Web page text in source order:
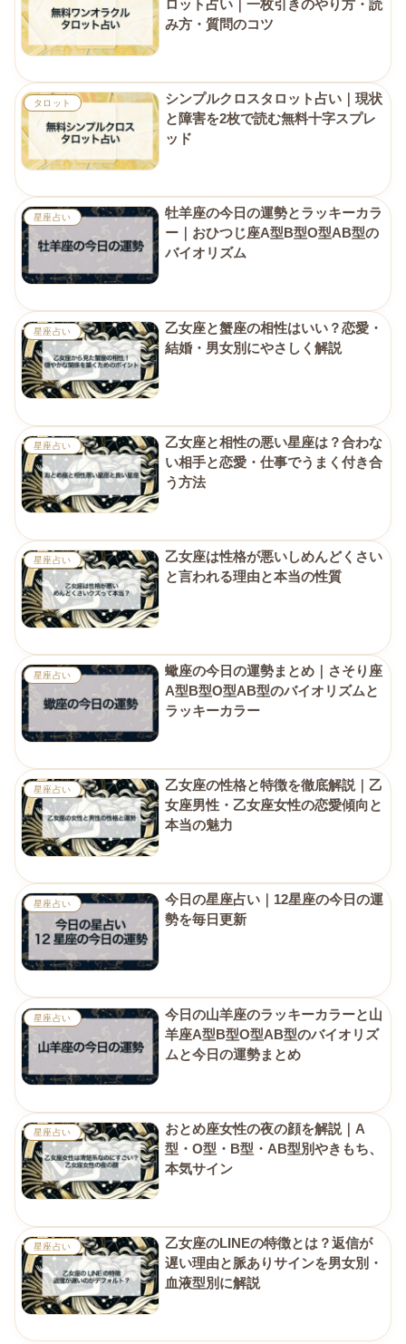
ロット占い｜一枚引きのやり方・読
み方・質問のコツ
タロット
シンプルクロスタロット占い｜現状
と障害を2枚で読む無料十字スプレ
ッド
星座占い
牡羊座の今日の運勢とラッキーカラ
ー｜おひつじ座A型B型O型AB型の
バイオリズム
星座占い
乙女座と蟹座の相性はいい？恋愛・
結婚・男女別にやさしく解説
星座占い
乙女座と相性の悪い星座は？合わな
い相手と恋愛・仕事でうまく付き合
う方法
星座占い
乙女座は性格が悪いしめんどくさい
と言われる理由と本当の性質
星座占い
蠍座の今日の運勢まとめ｜さそり座
A型B型O型AB型のバイオリズムと
ラッキーカラー
星座占い
乙女座の性格と特徴を徹底解説｜乙
女座男性・乙女座女性の恋愛傾向と
本当の魅力
星座占い
今日の星座占い｜12星座の今日の運
勢を毎日更新
星座占い
今日の山羊座のラッキーカラーと山
羊座A型B型O型AB型のバイオリズ
ムと今日の運勢まとめ
星座占い
おとめ座女性の夜の顔を解説｜A
型・O型・B型・AB型別やきもち、
本気サイン
星座占い
乙女座のLINEの特徴とは？返信が
遅い理由と脈ありサインを男女別・
血液型別に解説